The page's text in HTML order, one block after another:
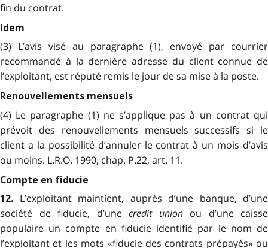
fin du contrat.
Idem
(3) L’avis visé au paragraphe (1), envoyé par courrier
recommandé à la dernière adresse du client connue de
l’exploitant, est réputé remis le jour de sa mise à la poste.
Renouvellements mensuels
(4) Le paragraphe (1) ne s’applique pas à un contrat qui
prévoit des renouvellements mensuels successifs si le
client a la possibilité d’annuler le contrat à un mois d’avis
ou moins. L.R.O. 1990, chap. P.22, art. 11.
Compte en fiducie
12. L’exploitant maintient, auprès d’une banque, d’une
société de fiducie, d’une credit unionou d’une caisse
populaire un compte en fiducie identifié par le nom de
l’exploitant et les mots «fiducie des contrats prépayés» ou